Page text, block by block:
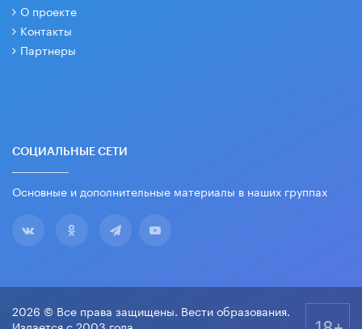
О проекте
Контакты
Партнеры
СОЦИАЛЬНЫЕ СЕТИ
Основные и дополнительные материалы в наших группах
2026 © Все права защищены. Вести образования.